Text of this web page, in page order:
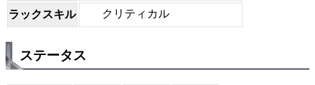
ラックスキル
クリティカル
ステータス